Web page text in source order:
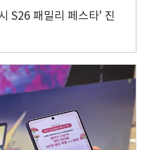
S26 패밀리 페스타' 진